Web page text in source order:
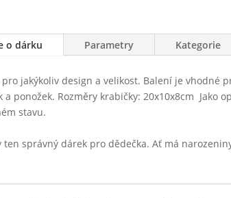
o dárku Parametry Kategorie
jakýkoliv design a velikost. Balení je vhodné
ponožek. Rozměry krabičky: 20x10x8cm Jako
stavu.
ten správný dárek pro dědečka. Ať má